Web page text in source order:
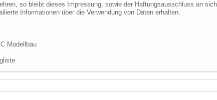
so bleibt dieses Impressung, sowie der Haftungsausschluss an
Informationen über die Verwendung von Daten erhalten.
Modellbau